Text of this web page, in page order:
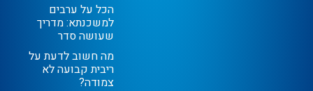
הכל על ערבים
למשכנתא: מדריך
שעושה סדר
מה חשוב לדעת על
ריבית קבועה לא
צמודה?